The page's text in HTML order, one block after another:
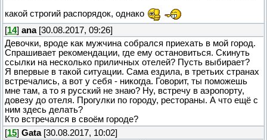
какой строгий распорядок, однако
[14] ana[30.08.2017, 09:26]
Девочки, вроде как мужчина собрался приехать в мой город.
Спрашивает рекомендации, где ему остановиться. Скинуть
ссылки на несколько приличных отелей? Пусть выбирает?
Я впервые в такой ситуации. Сама ездила, в третьих странах
встречались, а вот у себя - никогда. Говорит, ты поможешь
мне там, а то я русский не знаю? Ну, встречу в аэропорту,
довезу до отеля. Прогулки по городу, рестораны. А что ещё с
ним здесь делать?
Кто встречался в своём городе?
[15] Gata[30.08.2017, 10:02]